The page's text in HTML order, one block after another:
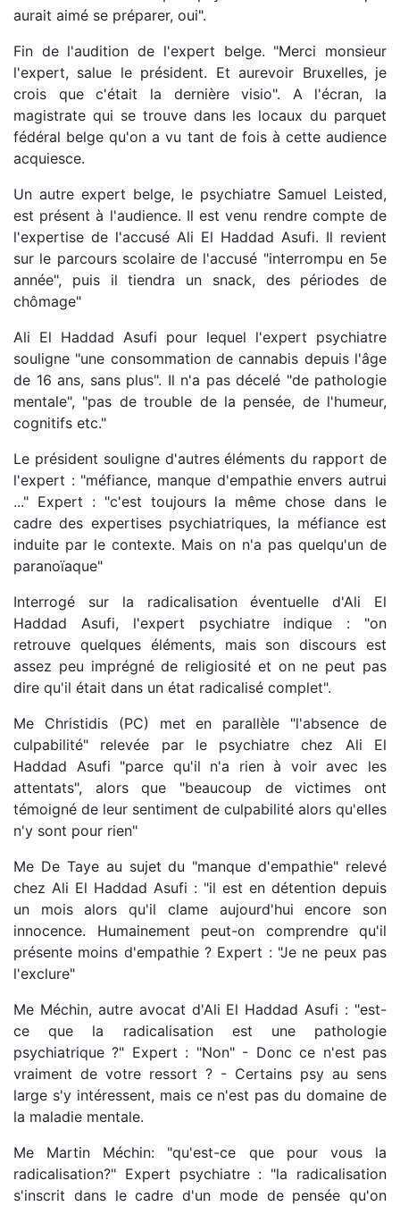
aurait aimé se préparer, oui".
Fin de l'audition de l'expert belge. "Merci monsieur
l'expert, salue le président. Et aurevoir Bruxelles, je
crois que c'était la dernière visio". A l'écran, la
magistrate qui se trouve dans les locaux du parquet
fédéral belge qu'on a vu tant de fois à cette audience
acquiesce.
Un autre expert belge, le psychiatre Samuel Leisted,
est présent à l'audience. Il est venu rendre compte de
l'expertise de l'accusé Ali El Haddad Asufi. Il revient
sur le parcours scolaire de l'accusé "interrompu en 5e
année", puis il tiendra un snack, des périodes de
chômage"
Ali El Haddad Asufi pour lequel l'expert psychiatre
souligne "une consommation de cannabis depuis l'âge
de 16 ans, sans plus". Il n'a pas décelé "de pathologie
mentale", "pas de trouble de la pensée, de l'humeur,
cognitifs etc."
Le président souligne d'autres éléments du rapport de
l'expert : "méfiance, manque d'empathie envers autrui
..." Expert : "c'est toujours la même chose dans le
cadre des expertises psychiatriques, la méfiance est
induite par le contexte. Mais on n'a pas quelqu'un de
paranoïaque"
Interrogé sur la radicalisation éventuelle d'Ali El
Haddad Asufi, l'expert psychiatre indique : "on
retrouve quelques éléments, mais son discours est
assez peu imprégné de religiosité et on ne peut pas
dire qu'il était dans un état radicalisé complet".
Me Christidis (PC) met en parallèle "l'absence de
culpabilité" relevée par le psychiatre chez Ali El
Haddad Asufi "parce qu'il n'a rien à voir avec les
attentats", alors que "beaucoup de victimes ont
témoigné de leur sentiment de culpabilité alors qu'elles
n'y sont pour rien"
Me De Taye au sujet du "manque d'empathie" relevé
chez Ali El Haddad Asufi : "il est en détention depuis
un mois alors qu'il clame aujourd'hui encore son
innocence. Humainement peut-on comprendre qu'il
présente moins d'empathie ? Expert : "Je ne peux pas
l'exclure"
Me Méchin, autre avocat d'Ali El Haddad Asufi : "est-
ce que la radicalisation est une pathologie
psychiatrique ?" Expert : "Non" - Donc ce n'est pas
vraiment de votre ressort ? - Certains psy au sens
large s'y intéressent, mais ce n'est pas du domaine de
la maladie mentale.
Me Martin Méchin: "qu'est-ce que pour vous la
radicalisation?" Expert psychiatre : "la radicalisation
s'inscrit dans le cadre d'un mode de pensée qu'on